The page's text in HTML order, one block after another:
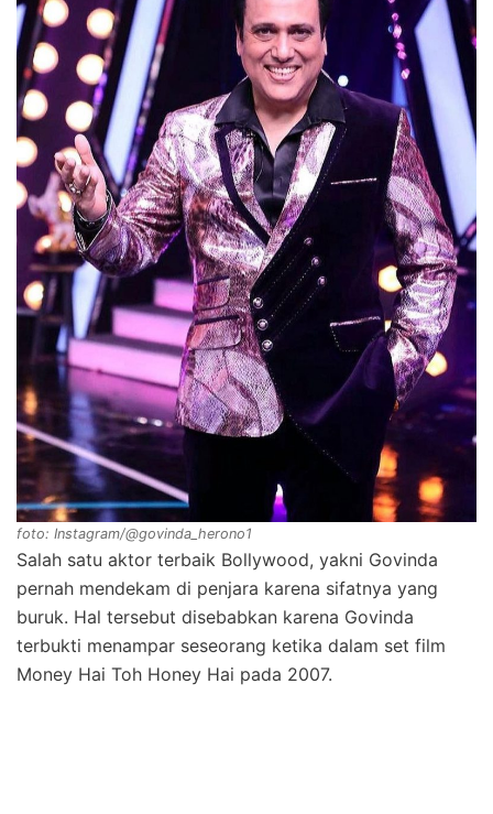
foto: Instagram/@govinda_herono1
Salah satu aktor terbaik Bollywood, yakni Govinda
pernah mendekam di penjara karena sifatnya yang
buruk. Hal tersebut disebabkan karena Govinda
terbukti menampar seseorang ketika dalam set film
Money Hai Toh Honey Hai pada 2007.